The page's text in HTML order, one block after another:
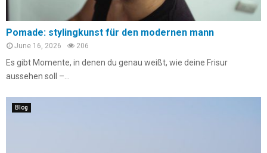
Pomade: stylingkunst für den modernen mann
June 16, 2026 206
Es gibt Momente, in denen du genau weißt, wie deine Frisur
aussehen soll –...
Blog